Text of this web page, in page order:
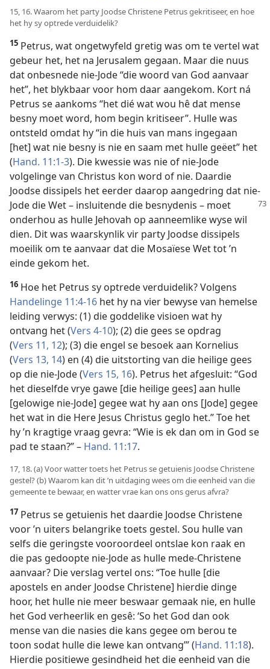
15, 16. Waarom het party Joodse Christene Petrus gekritiseer, en hoe
het hy sy optrede verduidelik?
15 Petrus, wat ongetwyfeld gretig was om te vertel wat
gebeur het, het na Jerusalem gegaan. Maar die nuus
dat onbesnede nie-Jode “die woord van God aanvaar
het”, het blykbaar voor hom daar aangekom. Kort ná
Petrus se aankoms “het dié wat wou hê dat mense
besny moet word, hom begin kritiseer”. Hulle was
ontsteld omdat hy “in die huis van mans ingegaan
[het] wat nie besny is nie en saam met hulle geëet” het
(Hand. 11:1-3). Die kwessie was nie of nie-Jode
volgelinge van Christus kon word of nie. Daardie
Joodse dissipels het eerder daarop aangedring dat nie-
Jode die Wet– insluitende die besnydenis – moet
onderhou as hulle Jehovah op aanneemlike wyse wil
dien. Dit was waarskynlik vir party Joodse dissipels
moeilik om te aanvaar dat die Mosaïese Wet tot ’n
einde gekom het.
16 Hoe het Petrus sy optrede verduidelik? Volgens
Handelinge 11:4-16 het hy na vier bewyse van hemelse
leiding verwys: (1) die goddelike visioen wat hy
ontvang het (Vers 4-10); (2) die gees se opdrag
(Vers 11, 12); (3) die engel se besoek aan Kornelius
(Vers 13, 14) en (4) die uitstorting van die heilige gees
op die nie-Jode (Vers 15, 16). Petrus het afgesluit: “God
het dieselfde vrye gawe [die heilige gees] aan hulle
[gelowige nie-Jode] gegee wat hy aan ons [Jode] gegee
het wat in die Here Jesus Christus geglo het.” Toe het
hy ’n kragtige vraag gevra: “Wie is ek dan om in God se
pad te staan?” – Hand. 11:17.
17, 18. (a) Voor watter toets het Petrus se getuienis Joodse Christene
gestel? (b) Waarom kan dit ’n uitdaging wees om die eenheid van die
gemeente te bewaar, en watter vrae kan ons ons gerus afvra?
17 Petrus se getuienis het daardie Joodse Christene
voor ’n uiters belangrike toets gestel. Sou hulle van
selfs die geringste vooroordeel ontslae kon raak en
die pas gedoopte nie-Jode as hulle mede-Christene
aanvaar? Die verslag vertel ons: “Toe hulle [die
apostels en ander Joodse Christene] hierdie dinge
hoor, het hulle nie meer beswaar gemaak nie, en hulle
het God verheerlik en gesê: ‘So het God dan ook
mense van die nasies die kans gegee om berou te
toon sodat hulle die lewe kan ontvang’” (Hand. 11:18).
Hierdie positiewe gesindheid het die eenheid van die